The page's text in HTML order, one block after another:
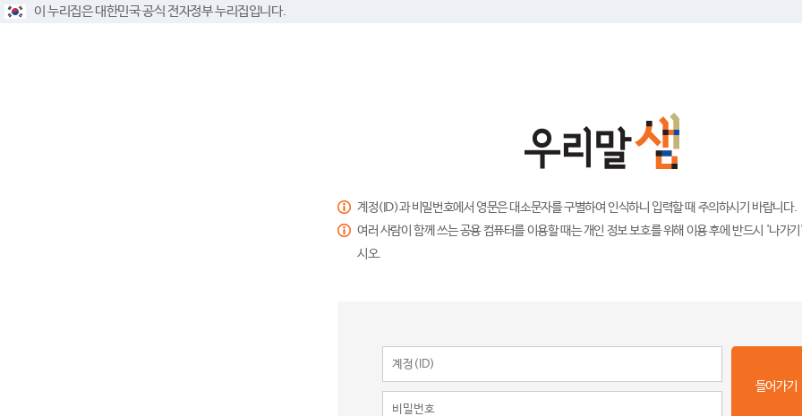
이 누리집은 대한민국 공식 전자정부 누리집입니다.
계정(ID)과 비밀번호에서 영문은 대소문자를 구별하여 인식하니 입력할 때 주의하시기 바랍니다.
여러 사람이 함께 쓰는 공용 컴퓨터를 이용할 때는 개인 정보 보호를 위해 이용 후에 반드시 '나가
시오.
들어가기